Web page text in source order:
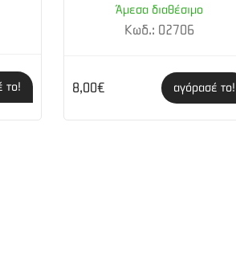
το!
Άμεσα διαθέσιμο
Κωδ.: 02706
8,00€ αγόρασέ το!